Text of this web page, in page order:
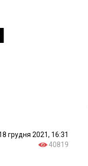
грудня 2021, 16:31
40819